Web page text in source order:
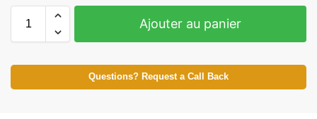
Ajouter au panier
Questions? Request a Call Back